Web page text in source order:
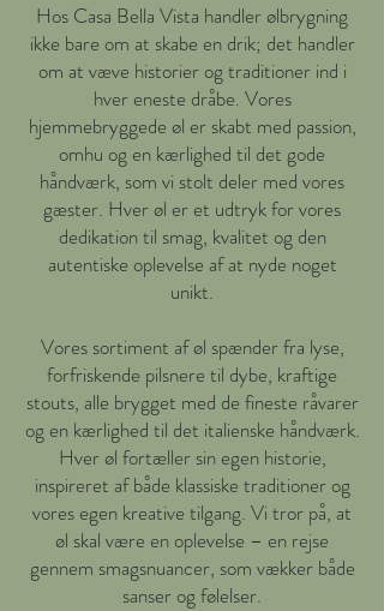
Hos Casa Bella Vista handler ølbrygning
ikke bare om at skabe en drik; det handler
om at væve historier og traditioner ind i
hver eneste dråbe. Vores
hjemmebryggede øl er skabt med passion,
omhu og en kærlighed til det gode
håndværk, som vi stolt deler med vores
gæster. Hver øl er et udtryk for vores
dedikation til smag, kvalitet og den
autentiske oplevelse af at nyde noget
unikt.
Vores sortiment af øl spænder fra lyse,
forfriskende pilsnere til dybe, kraftige
stouts, alle brygget med de fineste råvarer
og en kærlighed til det italienske håndværk.
Hver øl fortæller sin egen historie,
inspireret af både klassiske traditioner og
vores egen kreative tilgang. Vi tror på, at
øl skal være en oplevelse – en rejse
gennem smagsnuancer, som vækker både
sanser og følelser.